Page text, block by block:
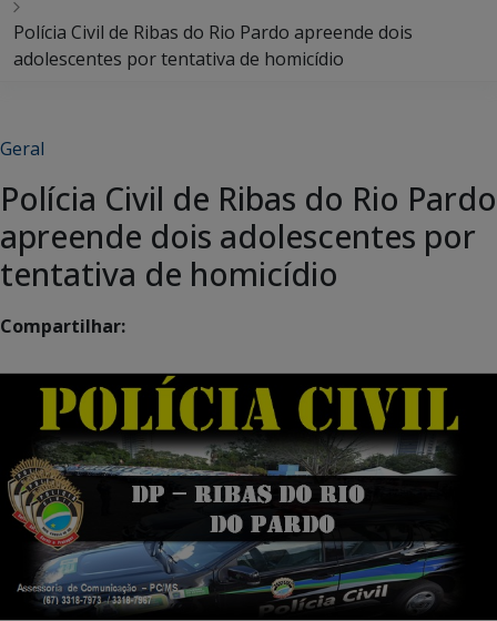
Polícia Civil de Ribas do Rio Pardo apreende dois
adolescentes por tentativa de homicídio
Geral
Polícia Civil de Ribas do Rio Pardo
apreende dois adolescentes por
tentativa de homicídio
Compartilhar: